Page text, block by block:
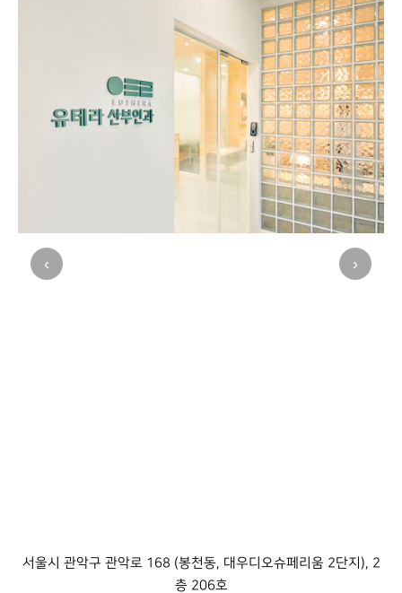
‹ ›
서울시 관악구 관악로 168 (봉천동, 대우디오슈페리움 2단지), 2
층 206호